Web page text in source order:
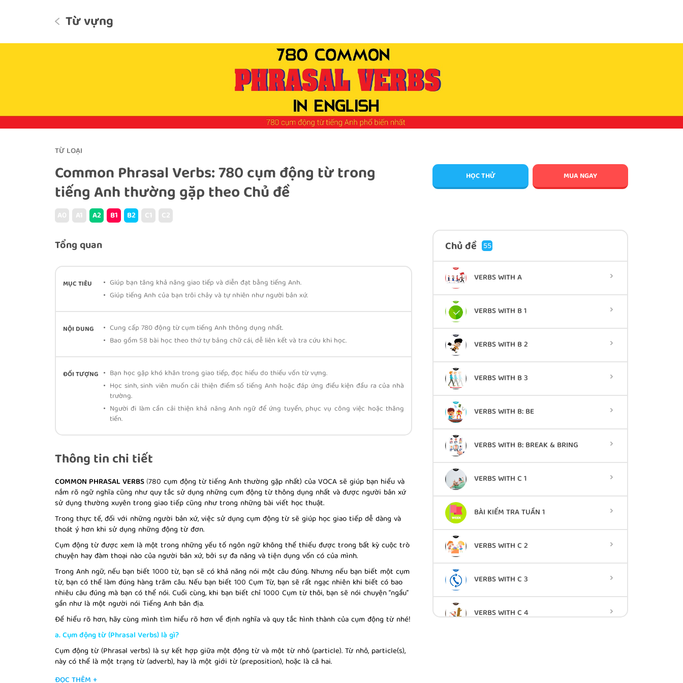
Từ vựng
TỪ LOẠI
Common Phrasal Verbs: 780 cụm động từ trong
tiếng Anh thường gặp theo Chủ đề
A0 A1 A2 B1 B2 C1 C2
Tổng quan
MỤC TIÊU
Giúp bạn tăng khả năng giao tiếp và diễn đạt bằng tiếng Anh.
Giúp tiếng Anh của bạn trôi chảy và tự nhiên như người bản xứ.
NỘI DUNG
Cung cấp 780 động từ cụm tiếng Anh thông dụng nhất.
Bao gồm 58 bài học theo thứ tự bảng chữ cái, dễ liên kết và tra cứu khi học.
ĐỐI TƯỢNG
Bạn học gặp khó khăn trong giao tiếp, đọc hiểu do thiếu vốn từ vựng.
Học sinh, sinh viên muốn cải thiện điểm số tiếng Anh hoặc đáp ứng điều kiện đầu ra của nhà
trường.
Người đi làm cần cải thiện khả năng Anh ngữ để ứng tuyển, phục vụ công việc hoặc thăng
tiến.
Thông tin chi tiết
COMMON PHRASAL VERBS(780 cụm động từ tiếng Anh thường gặp nhất) của VOCA sẽ giúp bạn hiểu và
nắm rõ ngữ nghĩa cũng như quy tắc sử dụng những cụm động từ thông dụng nhất và được người bản xứ
sử dụng thường xuyên trong giao tiếp cũng như trong những bài viết học thuật.
Trong thực tế, đối với những người bản xứ, việc sử dụng cụm động từ sẽ giúp học giao tiếp dễ dàng và
thoát ý hơn khi sử dụng những động từ đơn.
Cụm động từ được xem là một trong những yếu tố ngôn ngữ không thể thiếu được trong bất kỳ cuộc trò
chuyện hay đàm thoại nào của người bản xứ, bởi sự đa năng và tiện dụng vốn có của mình.
Trong Anh ngữ, nếu bạn biết 1000 từ, bạn sẽ có khả năng nói một câu đúng. Nhưng nếu bạn biết một cụm
từ, bạn có thể làm đúng hàng trăm câu. Nếu bạn biết 100 Cụm Từ, bạn sẽ rất ngạc nhiên khi biết có bao
nhiêu câu đúng mà bạn có thể nói. Cuối cùng, khi bạn biết chỉ 1000 Cụm từ thôi, bạn sẽ nói chuyện “ngầu”
gần như là một người nói Tiếng Anh bản địa.
Để hiểu rõ hơn, hãy cùng mình tìm hiểu rõ hơn về định nghĩa và quy tắc hình thành của cụm động từ nhé!
a. Cụm động từ (Phrasal Verbs) là gì?
Cụm động từ (Phrasal verbs) là sự kết hợp giữa một động từ và một từ nhỏ (particle). Từ nhỏ, particle(s),
này có thể là một trạng từ (adverb), hay là một giới từ (preposition), hoặc là cả hai.
Ex:The rich man
HỌC THỬ MUA NGAY
Chủ đề 55
VERBS WITH A
VERBS WITH B 1
VERBS WITH B 2
VERBS WITH B 3
VERBS WITH B: BE
VERBS WITH B: BREAK & BRING
VERBS WITH C 1
BÀI KIỂM TRA TUẦN 1
VERBS WITH C 2
VERBS WITH C 3
VERBS WITH C 4